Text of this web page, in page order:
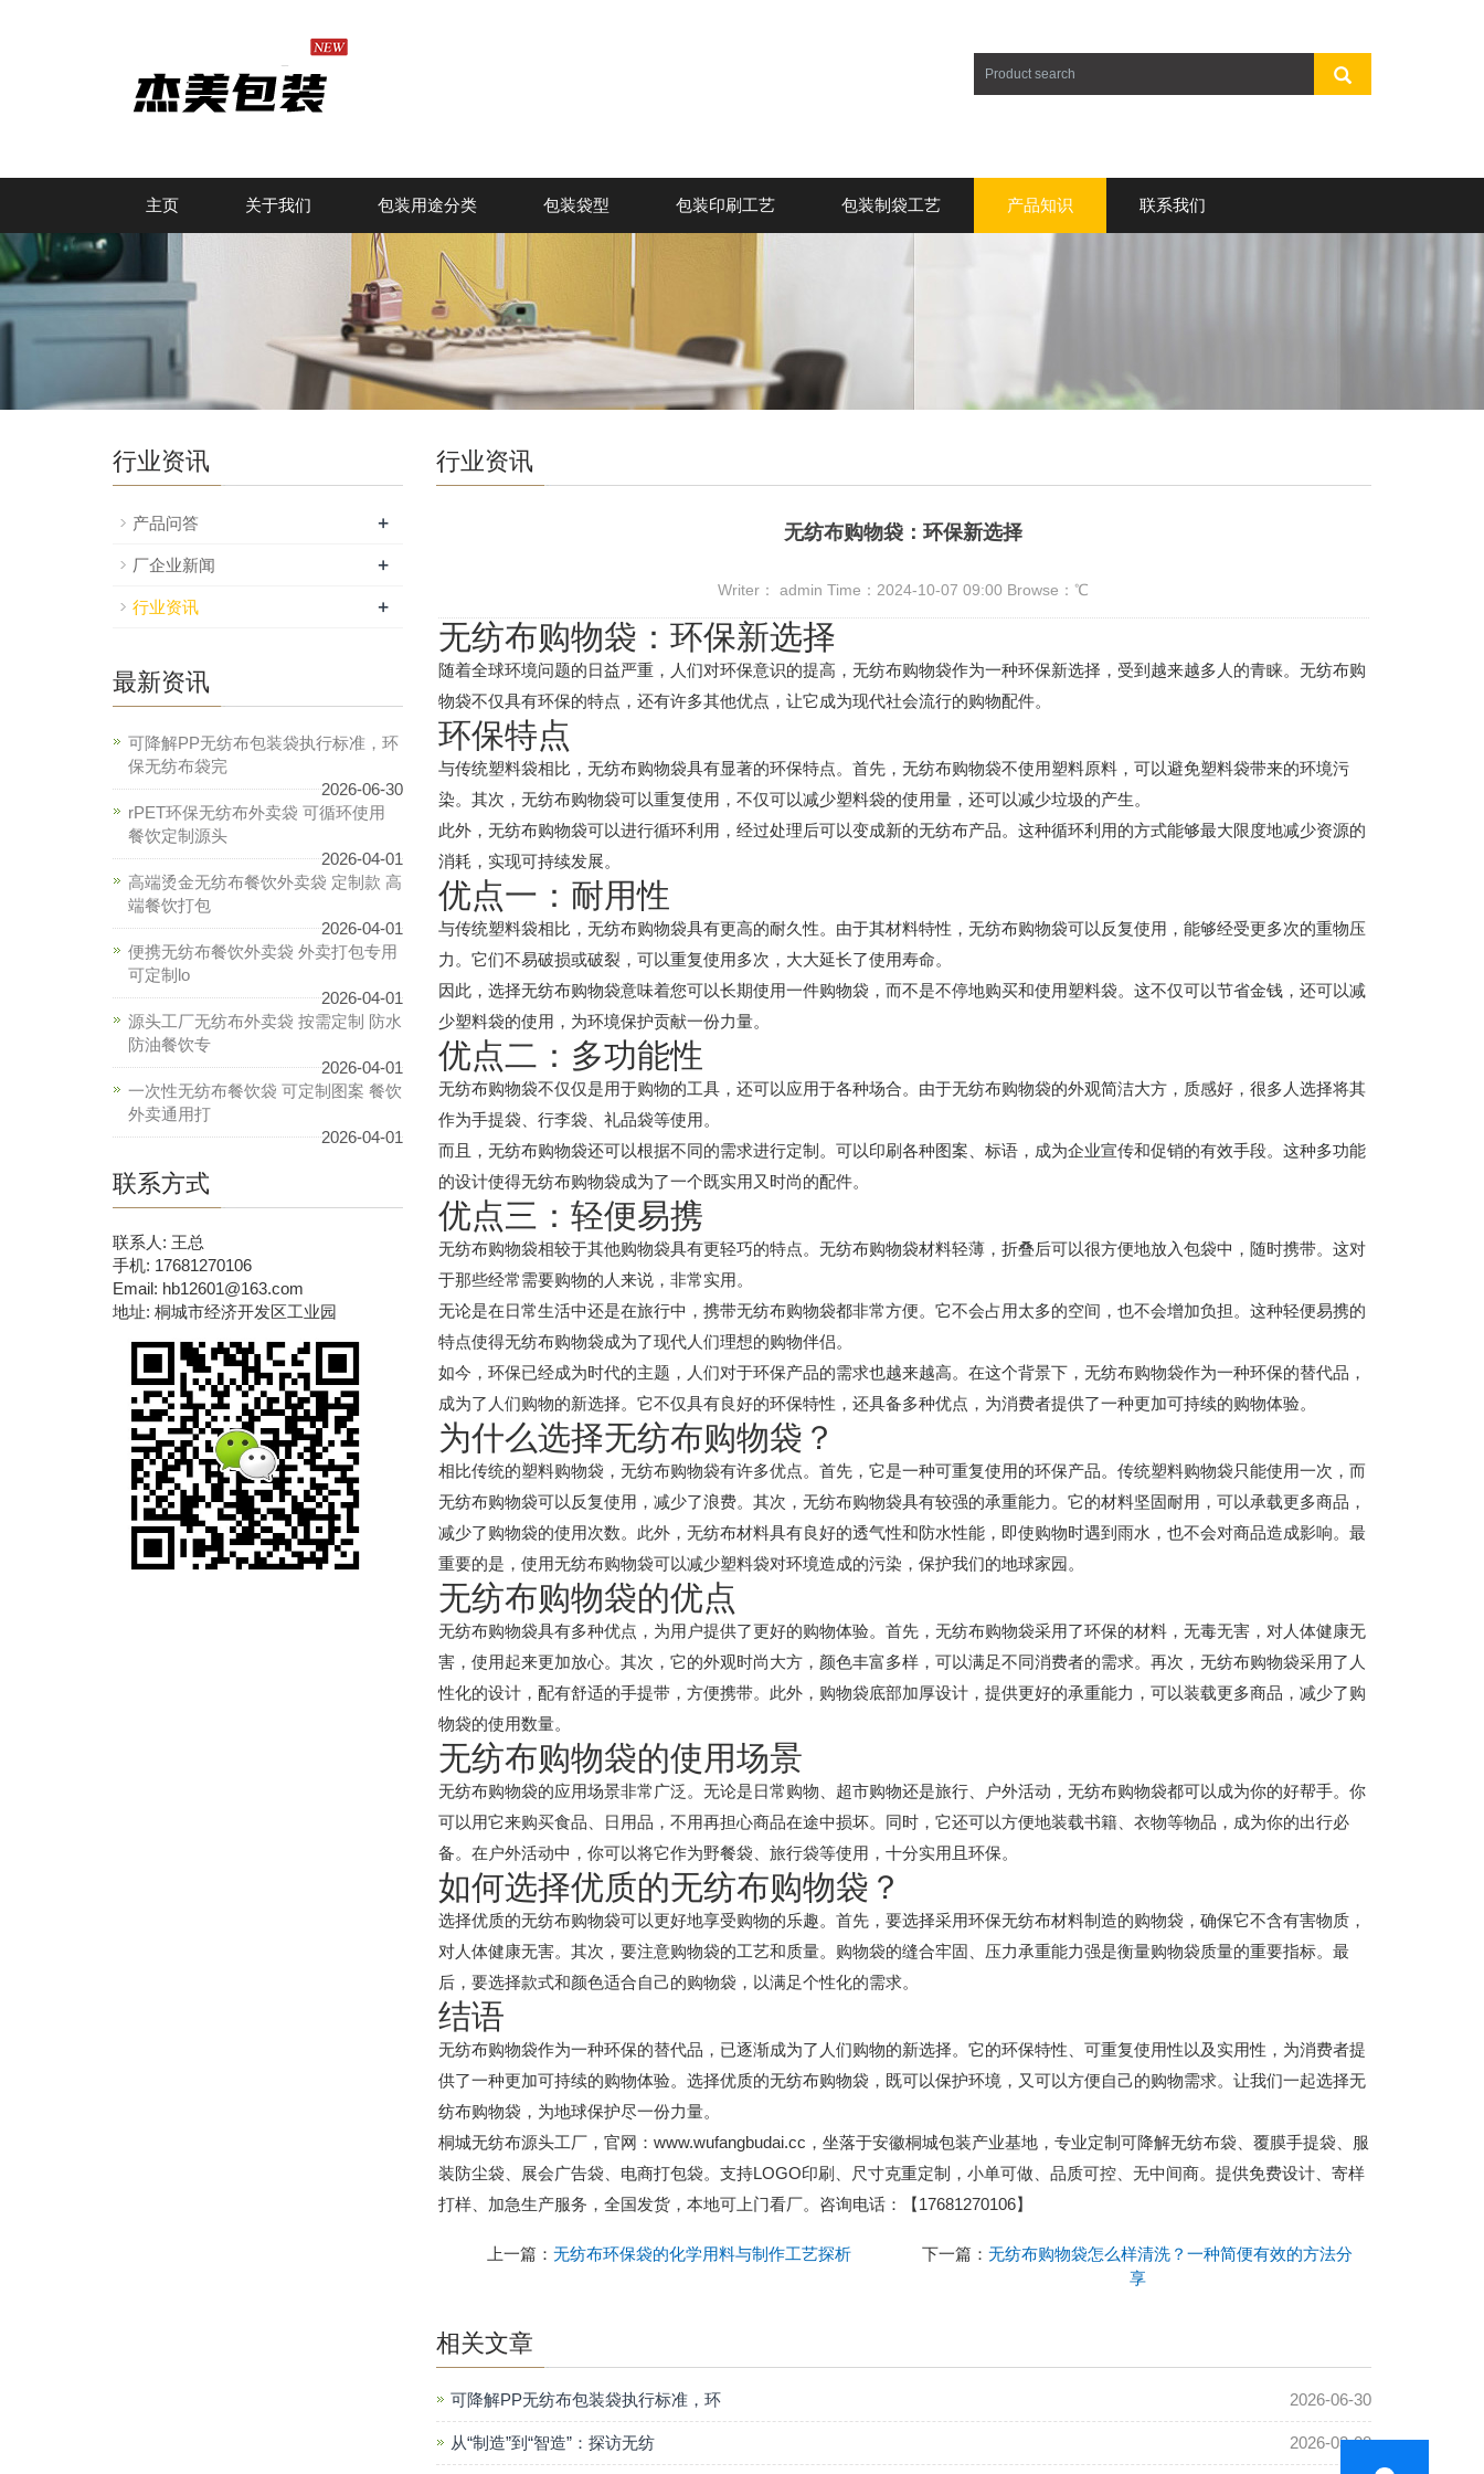
主页 关于我们 包装用途分类 包装袋型 包装印刷工艺 包装制袋工艺 产品知识 联系我们
行业资讯
无纺布购物袋：环保新选择
Writer： admin Time：2024-10-07 09:00 Browse：℃
无纺布购物袋：环保新选择
随着全球环境问题的日益严重，人们对环保意识的提高，无纺布购物袋作为一种环保新选择，受到越来越多人的青睐。无纺布购
物袋不仅具有环保的特点，还有许多其他优点，让它成为现代社会流行的购物配件。
环保特点
与传统塑料袋相比，无纺布购物袋具有显著的环保特点。首先，无纺布购物袋不使用塑料原料，可以避免塑料袋带来的环境污
染。其次，无纺布购物袋可以重复使用，不仅可以减少塑料袋的使用量，还可以减少垃圾的产生。
此外，无纺布购物袋可以进行循环利用，经过处理后可以变成新的无纺布产品。这种循环利用的方式能够最大限度地减少资源的
消耗，实现可持续发展。
优点一：耐用性
与传统塑料袋相比，无纺布购物袋具有更高的耐久性。由于其材料特性，无纺布购物袋可以反复使用，能够经受更多次的重物压
力。它们不易破损或破裂，可以重复使用多次，大大延长了使用寿命。
因此，选择无纺布购物袋意味着您可以长期使用一件购物袋，而不是不停地购买和使用塑料袋。这不仅可以节省金钱，还可以减
少塑料袋的使用，为环境保护贡献一份力量。
优点二：多功能性
无纺布购物袋不仅仅是用于购物的工具，还可以应用于各种场合。由于无纺布购物袋的外观简洁大方，质感好，很多人选择将其
作为手提袋、行李袋、礼品袋等使用。
而且，无纺布购物袋还可以根据不同的需求进行定制。可以印刷各种图案、标语，成为企业宣传和促销的有效手段。这种多功能
的设计使得无纺布购物袋成为了一个既实用又时尚的配件。
优点三：轻便易携
无纺布购物袋相较于其他购物袋具有更轻巧的特点。无纺布购物袋材料轻薄，折叠后可以很方便地放入包袋中，随时携带。这对
于那些经常需要购物的人来说，非常实用。
无论是在日常生活中还是在旅行中，携带无纺布购物袋都非常方便。它不会占用太多的空间，也不会增加负担。这种轻便易携的
特点使得无纺布购物袋成为了现代人们理想的购物伴侣。
如今，环保已经成为时代的主题，人们对于环保产品的需求也越来越高。在这个背景下，无纺布购物袋作为一种环保的替代品，
成为了人们购物的新选择。它不仅具有良好的环保特性，还具备多种优点，为消费者提供了一种更加可持续的购物体验。
为什么选择无纺布购物袋？
相比传统的塑料购物袋，无纺布购物袋有许多优点。首先，它是一种可重复使用的环保产品。传统塑料购物袋只能使用一次，而
无纺布购物袋可以反复使用，减少了浪费。其次，无纺布购物袋具有较强的承重能力。它的材料坚固耐用，可以承载更多商品，
减少了购物袋的使用次数。此外，无纺布材料具有良好的透气性和防水性能，即使购物时遇到雨水，也不会对商品造成影响。最
重要的是，使用无纺布购物袋可以减少塑料袋对环境造成的污染，保护我们的地球家园。
无纺布购物袋的优点
无纺布购物袋具有多种优点，为用户提供了更好的购物体验。首先，无纺布购物袋采用了环保的材料，无毒无害，对人体健康无
害，使用起来更加放心。其次，它的外观时尚大方，颜色丰富多样，可以满足不同消费者的需求。再次，无纺布购物袋采用了人
性化的设计，配有舒适的手提带，方便携带。此外，购物袋底部加厚设计，提供更好的承重能力，可以装载更多商品，减少了购
物袋的使用数量。
无纺布购物袋的使用场景
无纺布购物袋的应用场景非常广泛。无论是日常购物、超市购物还是旅行、户外活动，无纺布购物袋都可以成为你的好帮手。你
可以用它来购买食品、日用品，不用再担心商品在途中损坏。同时，它还可以方便地装载书籍、衣物等物品，成为你的出行必
备。在户外活动中，你可以将它作为野餐袋、旅行袋等使用，十分实用且环保。
如何选择优质的无纺布购物袋？
选择优质的无纺布购物袋可以更好地享受购物的乐趣。首先，要选择采用环保无纺布材料制造的购物袋，确保它不含有害物质，
对人体健康无害。其次，要注意购物袋的工艺和质量。购物袋的缝合牢固、压力承重能力强是衡量购物袋质量的重要指标。最
后，要选择款式和颜色适合自己的购物袋，以满足个性化的需求。
结语
无纺布购物袋作为一种环保的替代品，已逐渐成为了人们购物的新选择。它的环保特性、可重复使用性以及实用性，为消费者提
供了一种更加可持续的购物体验。选择优质的无纺布购物袋，既可以保护环境，又可以方便自己的购物需求。让我们一起选择无
纺布购物袋，为地球保护尽一份力量。
桐城无纺布源头工厂，官网：www.wufangbudai.cc，坐落于安徽桐城包装产业基地，专业定制可降解无纺布袋、覆膜手提袋、服
装防尘袋、展会广告袋、电商打包袋。支持LOGO印刷、尺寸克重定制，小单可做、品质可控、无中间商。提供免费设计、寄样
打样、加急生产服务，全国发货，本地可上门看厂。咨询电话：【17681270106】
上一篇：无纺布环保袋的化学用料与制作工艺探析 下一篇：无纺布购物袋怎么样清洗？一种简便有效的方法分
享
相关文章
可降解PP无纺布包装袋执行标准，环 2026-06-30
从“制造”到“智造”：探访无纺 2026-03-08
行业资讯
产品问答 +
厂企业新闻 +
行业资讯 +
最新资讯
可降解PP无纺布包装袋执行标准，环
保无纺布袋完
2026-06-30
rPET环保无纺布外卖袋 可循环使用
餐饮定制源头
2026-04-01
高端烫金无纺布餐饮外卖袋 定制款 高
端餐饮打包
2026-04-01
便携无纺布餐饮外卖袋 外卖打包专用
可定制lo
2026-04-01
源头工厂无纺布外卖袋 按需定制 防水
防油餐饮专
2026-04-01
一次性无纺布餐饮袋 可定制图案 餐饮
外卖通用打
2026-04-01
联系方式
联系人: 王总
手机: 17681270106
Email: hb12601@163.com
地址: 桐城市经济开发区工业园